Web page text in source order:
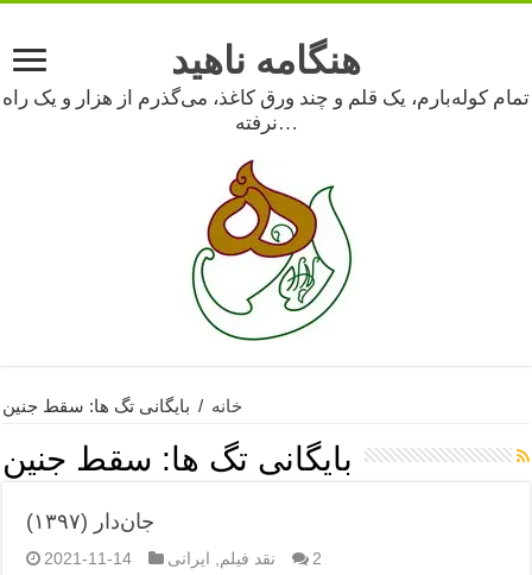
هنگامه ناهید
تمام کوله‌بارم، یک قلم و چند ورق کاغذ، می‌گذرم از هزار و یک راه
نرفته…
خانه / بایگانی تگ ها: سقط جنین
بایگانی تگ ها: سقط جنین
جان‌دار (۱۳۹۷)
2021-11-14 نقد فیلم ایرانی 2